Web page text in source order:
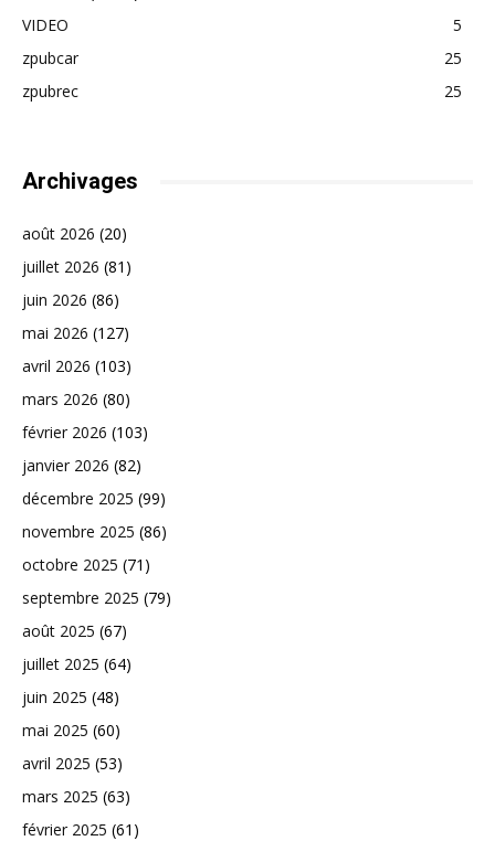
VIDEO
5
zpubcar
25
zpubrec
25
Archivages
août 2026 (20)
juillet 2026 (81)
juin 2026 (86)
mai 2026 (127)
avril 2026 (103)
mars 2026 (80)
février 2026 (103)
janvier 2026 (82)
décembre 2025 (99)
novembre 2025 (86)
octobre 2025 (71)
septembre 2025 (79)
août 2025 (67)
juillet 2025 (64)
juin 2025 (48)
mai 2025 (60)
avril 2025 (53)
mars 2025 (63)
février 2025 (61)